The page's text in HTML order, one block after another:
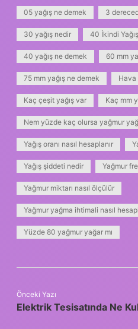
05 yağış ne demek 3
30 yağış nedir 40 İkindi
40 yağış ne demek 60 mm
75 mm yağış ne demek Hava
Kaç çeşit yağış var Kaç mm
Nem yüzde kaç olursa yağmur
Yağış oranı nasıl hesaplanır
Yağış şiddeti nedir Yağmur
Yağmur miktarı nasıl ölçülür
Yağmur yağma ihtimali nasıl
Yüzde 80 yağmur yağar mı
Önceki Yazı
Elektrik Tesisatında Ne